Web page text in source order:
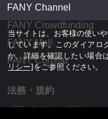
FANY Channel
FANY Crowdfunding
FANY Mall
FANY Commu
法務・規約
プライバシーポリシー
当サイトは、お客様の使い
しています。このダイアロ
か、詳細を確認したい場合は
リシー]をご参照ください。